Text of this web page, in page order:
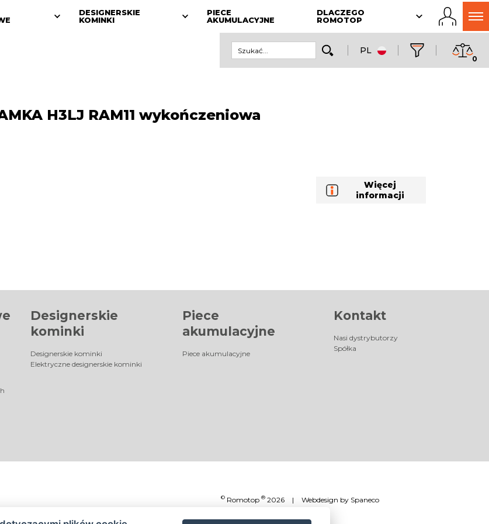
DESIGNERSKIE
KOMINKI
PIECE
AKUMULACYJNE
DLACZEGO
ROMOTOP
PL
0
H3LJ RAM11 wykończeniowa
Więcej
informacji
Designerskie
kominki
Designerskie kominki
Elektryczne designerskie kominki
Piece
akumulacyjne
Piece akumulacyjne
Kontakt
Nasi dystrybutorzy
Spółka
©Romotop ®2026 | Webdesign by Spaneco